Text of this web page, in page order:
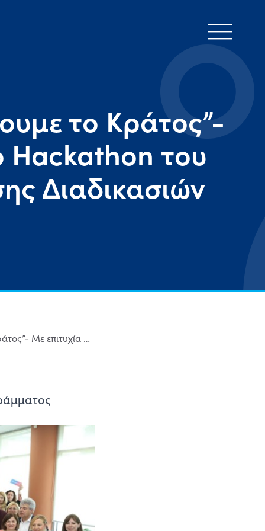
το Κράτος”-
Hackathon του
Διαδικασιών
“Μειώνουμε τη Γραφειοκρατία, αλλάζουμε το Κράτος”- Με επιτυχία ολοκληρώθηκε και το 2ο Hackathon του Εθνικού Προγράμματος Απλούστευσης Διαδικασιών